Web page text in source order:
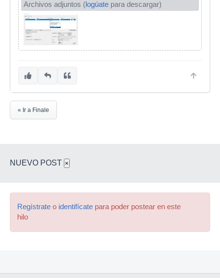
Archivos adjuntos (logúate para descargar)
« Ir a Finale
NUEVO POST ×
Regístrate o identifícate para poder postear en este
hilo